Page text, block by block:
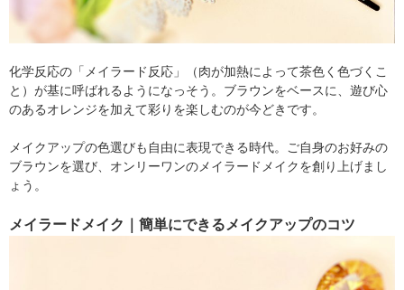
化学反応の「メイラード反応」（肉が加熱によって茶色く色づくこ
と）が基に呼ばれるようになっそう。ブラウンをベースに、遊び心
のあるオレンジを加えて彩りを楽しむのが今どきです。
メイクアップの色選びも自由に表現できる時代。ご自身のお好みの
ブラウンを選び、オンリーワンのメイラードメイクを創り上げまし
ょう。
メイラードメイク｜簡単にできるメイクアップのコツ